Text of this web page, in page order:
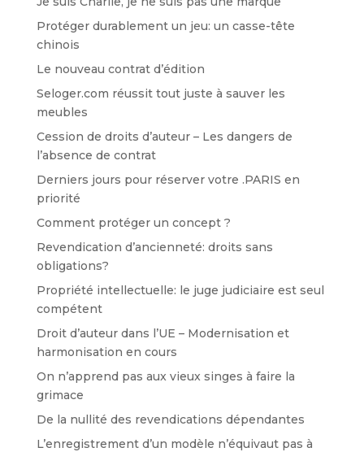
Protéger durablement un jeu: un casse-tête
chinois
Le nouveau contrat d’édition
Seloger.com réussit tout juste à sauver les
meubles
Cession de droits d’auteur – Les dangers de
l’absence de contrat
Derniers jours pour réserver votre .PARIS en
priorité
Comment protéger un concept ?
Revendication d’ancienneté: droits sans
obligations?
Propriété intellectuelle: le juge judiciaire est seul
compétent
Droit d’auteur dans l’UE – Modernisation et
harmonisation en cours
On n’apprend pas aux vieux singes à faire la
grimace
De la nullité des revendications dépendantes
L’enregistrement d’un modèle n’équivaut pas à